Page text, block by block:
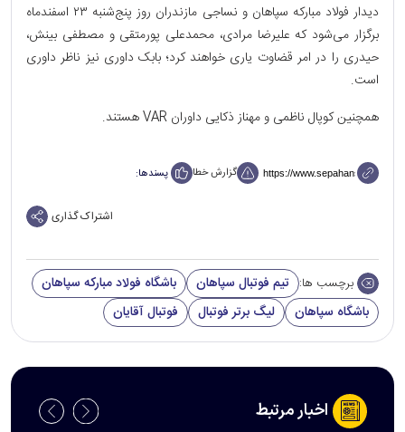
دیدار فولاد مبارکه سپاهان و نساجی مازندران روز پنج‌شنبه ۲۳ اسفندماه
برگزار می‌شود که علیرضا مرادی، محمدعلی پورمتقی و مصطفی بینش،
حیدری را در امر قضاوت یاری خواهند کرد؛ بابک داوری نیز ناظر داوری
است.
همچنین کوپال ناظمی و مهناز ذکایی داوران VAR هستند.
گزارش خطا پسندها:
اشتراک گذاری
برچسب ها: تیم فوتبال سپاهان
باشگاه فولاد مبارکه سپاهان
باشگاه سپاهان
لیگ برتر فوتبال فوتبال آقایان
اخبار مرتبط